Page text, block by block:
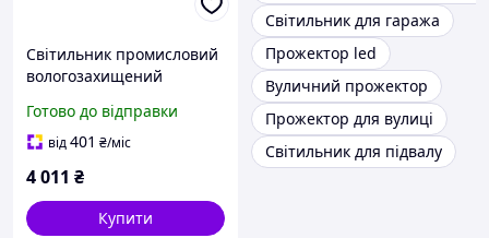
Світильник промисловий
вологозахищений
Готово до відправки
від401 ₴/міс
4 011 ₴
Купити
Світильник для гаража
Прожектор led
Вуличний прожектор
Прожектор для вулиці
Світильник для підвалу